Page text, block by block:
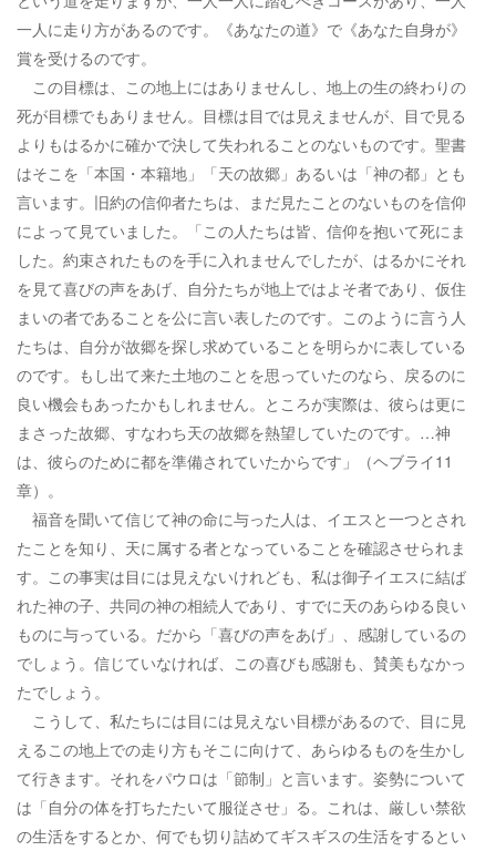
一人に走り方があるのです。《あなたの道》で《あなた自身が》
賞を受けるのです。
この目標は、この地上にはありませんし、地上の生の終わりの
死が目標でもありません。目標は目では見えませんが、目で見る
よりもはるかに確かで決して失われることのないものです。聖書
はそこを「本国・本籍地」「天の故郷」あるいは「神の都」とも
言います。旧約の信仰者たちは、まだ見たことのないものを信仰
によって見ていました。「この人たちは皆、信仰を抱いて死にま
した。約束されたものを手に入れませんでしたが、はるかにそれ
を見て喜びの声をあげ、自分たちが地上ではよそ者であり、仮住
まいの者であることを公に言い表したのです。このように言う人
たちは、自分が故郷を探し求めていることを明らかに表している
のです。もし出て来た土地のことを思っていたのなら、戻るのに
良い機会もあったかもしれません。ところが実際は、彼らは更に
まさった故郷、すなわち天の故郷を熱望していたのです。…神
は、彼らのために都を準備されていたからです」（ヘブライ11
章）。
福音を聞いて信じて神の命に与った人は、イエスと一つとされ
たことを知り、天に属する者となっていることを確認させられま
す。この事実は目には見えないけれども、私は御子イエスに結ば
れた神の子、共同の神の相続人であり、すでに天のあらゆる良い
ものに与っている。だから「喜びの声をあげ」、感謝しているの
でしょう。信じていなければ、この喜びも感謝も、賛美もなかっ
たでしょう。
こうして、私たちには目には見えない目標があるので、目に見
えるこの地上での走り方もそこに向けて、あらゆるものを生かし
て行きます。それをパウロは「節制」と言います。姿勢について
は「自分の体を打ちたたいて服従させ」る。これは、厳しい禁欲
の生活をするとか、何でも切り詰めてギスギスの生活をするとい